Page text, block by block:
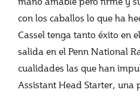
con los caballos lo que ha
Cassel tenga tanto éxito en
salida en el Penn National
cualidades las que han
Assistant Head Starter, una